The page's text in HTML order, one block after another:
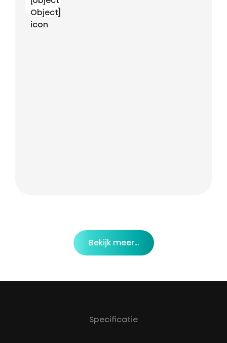
Bekijk meer...
Specificatie